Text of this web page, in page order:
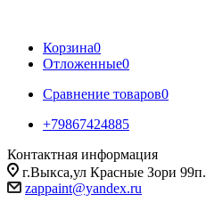
Корзина0
Отложенные0
Сравнение товаров0
+79867424885
Контактная информация
г.Выкса,ул Красные Зори 99п.
zappaint@yandex.ru